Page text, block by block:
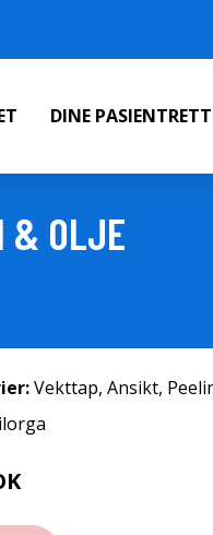
DINE
& OLJE
Vekttap, Ansikt,